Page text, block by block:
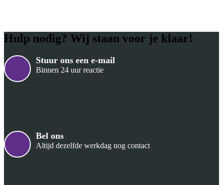
Hulp nodig? Wij staan voor je klaar!
Stuur ons een e-mail
Binnen 24 uur reactie
Bel ons
Altijd dezelfde werkdag nog contact